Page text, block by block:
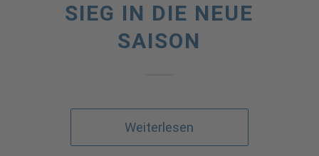
SIEG IN DIE NEUE
SAISON
Weiterlesen